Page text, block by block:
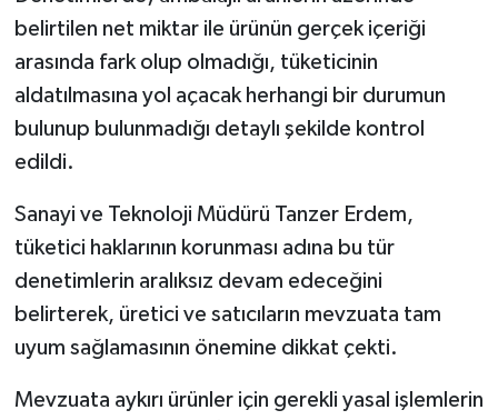
belirtilen net miktar ile ürünün gerçek içeriği
arasında fark olup olmadığı, tüketicinin
aldatılmasına yol açacak herhangi bir durumun
bulunup bulunmadığı detaylı şekilde kontrol
edildi.
Sanayi ve Teknoloji Müdürü Tanzer Erdem,
tüketici haklarının korunması adına bu tür
denetimlerin aralıksız devam edeceğini
belirterek, üretici ve satıcıların mevzuata tam
uyum sağlamasının önemine dikkat çekti.
Mevzuata aykırı ürünler için gerekli yasal işlemlerin